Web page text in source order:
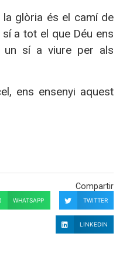
glòria és el camí de
sí a tot el que Déu ens
un sí a viure per als
ens ensenyi aquest
Compartir
WHATSAPP TWITTER
LINKEDIN